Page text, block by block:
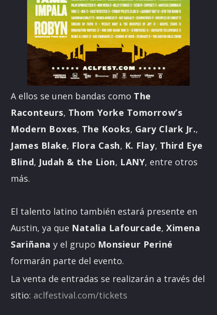
A ellos se unen bandas como The
Raconteurs, Thom Yorke Tomorrow’s
Modern Boxes, The Kooks, Gary Clark Jr.,
James Blake, Flora Cash, K. Flay, Third Eye
Blind, Judah & the Lion, LANY, entre otros
más.
El talento latino también estará presente en
Austin, ya que Natalia Lafourcade,Ximena
Sariñana y el grupo Monsieur Periné
formarán parte del evento.
La venta de entradas se realizarán a través del
sitio: aclfestival.com/tickets